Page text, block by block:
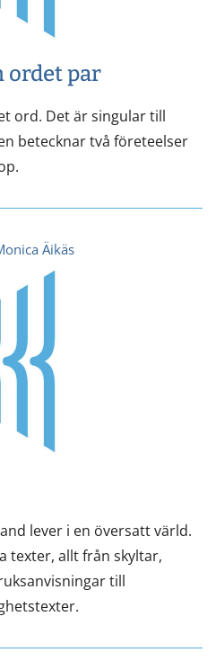
ordet par
ord. Det är singular till
betecknar två företeelser
Äikäs
lever i en översatt värld.
texter, allt från skyltar,
till